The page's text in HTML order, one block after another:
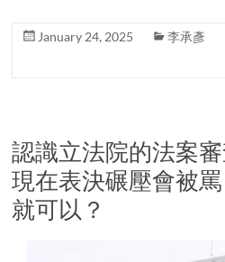
January 24, 2025 李承彥
認識立法院的法案
現在表決碾壓會被
就可以？